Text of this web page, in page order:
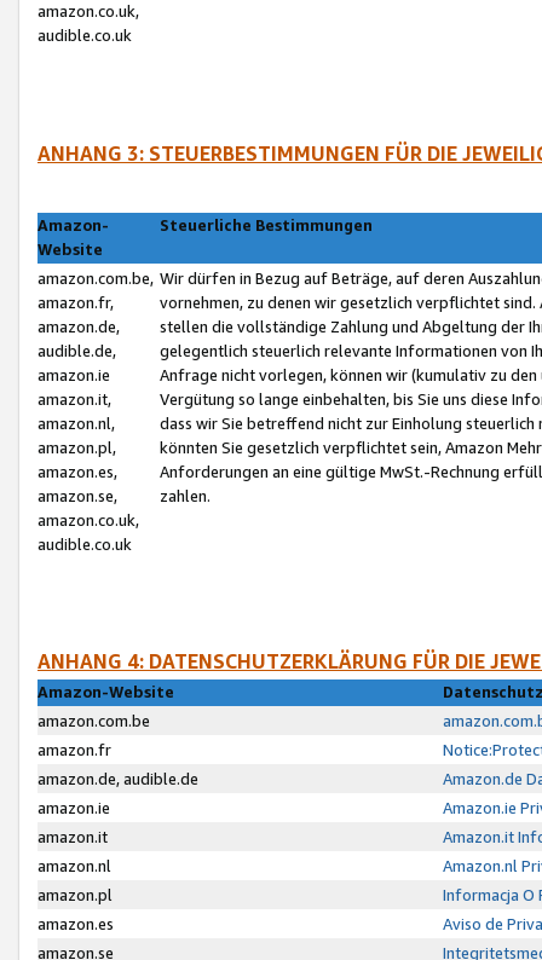
amazon.co.uk,
audible.co.uk
ANHANG 3: STEUERBESTIMMUNGEN FÜR DIE
Amazon-
Website
Steuerliche Bestimmungen
amazon.com.be,
amazon.fr,
amazon.de,
audible.de,
amazon.ie
amazon.it,
amazon.nl,
amazon.pl,
amazon.es,
amazon.se,
amazon.co.uk,
audible.co.uk
Wir dürfen in Bezug auf Beträge, auf deren
vornehmen, zu denen wir gesetzlich verpflichtet
stellen die vollständige Zahlung und Abgeltung der
gelegentlich steuerlich relevante Informationen von
Anfrage nicht vorlegen, können wir (kumulativ zu
Vergütung so lange einbehalten, bis Sie uns diese
dass wir Sie betreffend nicht zur Einholung
könnten Sie gesetzlich verpflichtet sein, Amazon
Anforderungen an eine gültige MwSt.-Rechnung
zahlen.
ANHANG 4: DATENSCHUTZERKLÄRUNG FÜR DIE
Amazon-Website
amazon.com.be
amazon.fr
amazon.de, audible.de
Amazon.de
amazon.ie
Amazon.ie
amazon.it
Amazon.it
amazon.nl
Amazon.nl
amazon.pl
Informacja O
amazon.es
Aviso de
amazon.se